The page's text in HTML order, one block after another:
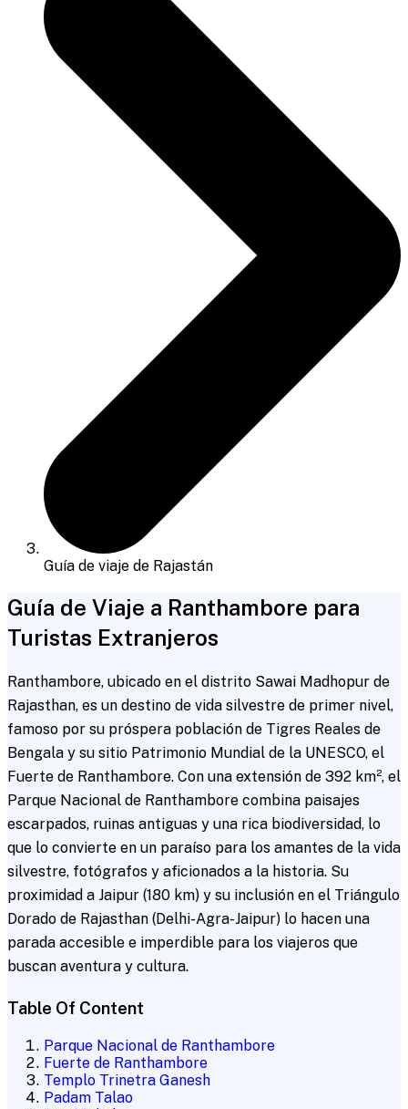
Guía de viaje de Rajastán
Guía de Viaje a Ranthambore para
Turistas Extranjeros
Ranthambore, ubicado en el distrito Sawai Madhopur de
Rajasthan, es un destino de vida silvestre de primer nivel,
famoso por su próspera población de Tigres Reales de
Bengala y su sitio Patrimonio Mundial de la UNESCO, el
Fuerte de Ranthambore. Con una extensión de 392 km², el
Parque Nacional de Ranthambore combina paisajes
escarpados, ruinas antiguas y una rica biodiversidad, lo
que lo convierte en un paraíso para los amantes de la vida
silvestre, fotógrafos y aficionados a la historia. Su
proximidad a Jaipur (180 km) y su inclusión en el Triángulo
Dorado de Rajasthan (Delhi-Agra-Jaipur) lo hacen una
parada accesible e imperdible para los viajeros que
buscan aventura y cultura.
Table Of Content
Parque Nacional de Ranthambore
Fuerte de Ranthambore
Templo Trinetra Ganesh
Padam Talao